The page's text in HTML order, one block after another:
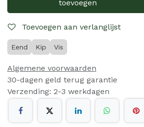
toevoegen
Toevoegen aan verlanglijst
Eend Kip Vis
Algemene voorwaarden
30-dagen geld terug garantie
Verzending: 2-3 werkdagen